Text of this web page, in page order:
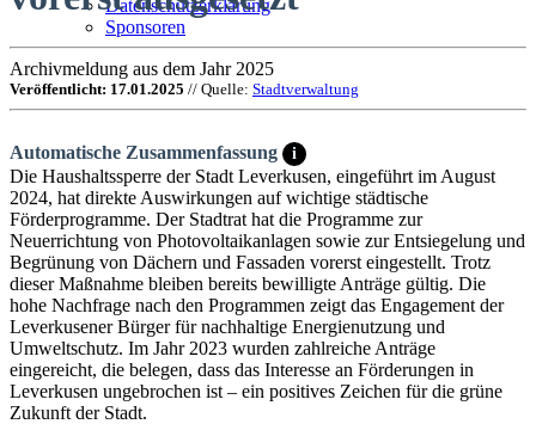
Datenschutzerklärung
Sponsoren
Archivmeldung aus dem Jahr 2025
Veröffentlicht: 17.01.2025 // Quelle: Stadtverwaltung
Automatische Zusammenfassung i
Die Haushaltssperre der Stadt Leverkusen, eingeführt im August
2024, hat direkte Auswirkungen auf wichtige städtische
Förderprogramme. Der Stadtrat hat die Programme zur
Neuerrichtung von Photovoltaikanlagen sowie zur Entsiegelung und
Begrünung von Dächern und Fassaden vorerst eingestellt. Trotz
dieser Maßnahme bleiben bereits bewilligte Anträge gültig. Die
hohe Nachfrage nach den Programmen zeigt das Engagement der
Leverkusener Bürger für nachhaltige Energienutzung und
Umweltschutz. Im Jahr 2023 wurden zahlreiche Anträge
eingereicht, die belegen, dass das Interesse an Förderungen in
Leverkusen ungebrochen ist – ein positives Zeichen für die grüne
Zukunft der Stadt.